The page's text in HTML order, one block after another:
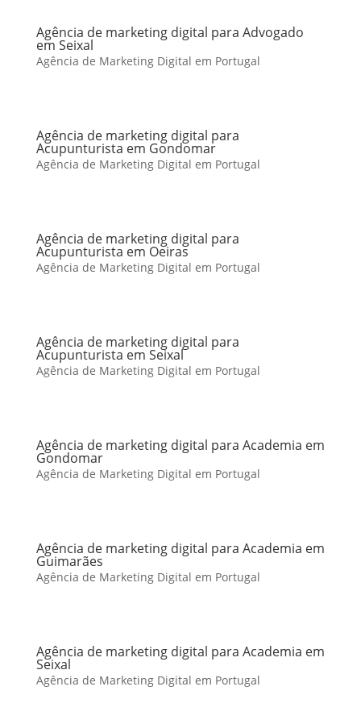
Agência de marketing digital para Advogado
em Seixal
Agência de Marketing Digital em Portugal
Agência de marketing digital para
Acupunturista em Gondomar
Agência de Marketing Digital em Portugal
Agência de marketing digital para
Acupunturista em Oeiras
Agência de Marketing Digital em Portugal
Agência de marketing digital para
Acupunturista em Seixal
Agência de Marketing Digital em Portugal
Agência de marketing digital para Academia em
Gondomar
Agência de Marketing Digital em Portugal
Agência de marketing digital para Academia em
Guimarães
Agência de Marketing Digital em Portugal
Agência de marketing digital para Academia em
Seixal
Agência de Marketing Digital em Portugal